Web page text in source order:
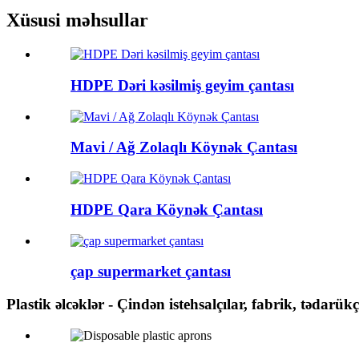
Xüsusi məhsullar
HDPE Dəri kəsilmiş geyim çantası
Mavi / Ağ Zolaqlı Köynək Çantası
HDPE Qara Köynək Çantası
çap supermarket çantası
Plastik əlcəklər - Çindən istehsalçılar, fabrik,